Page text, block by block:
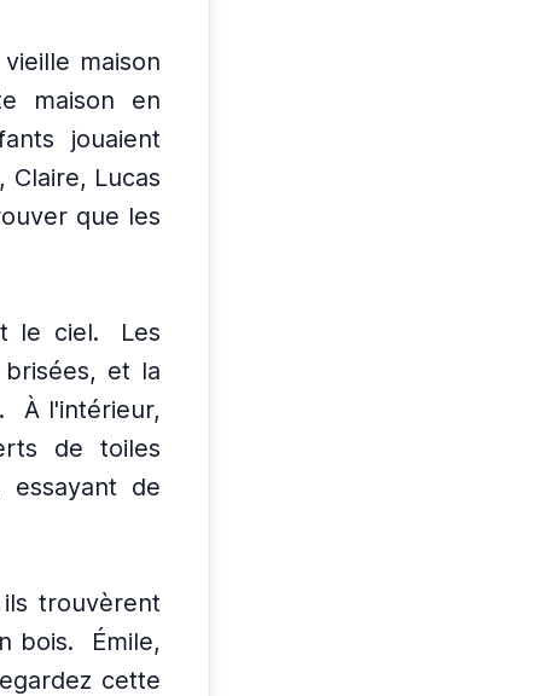
maison
maison en
jouaient
Claire, Lucas
que les
le ciel.
Les
et la
À l'intérieur,
de toiles
essayant de
trouvèrent
bois.
Émile,
cette